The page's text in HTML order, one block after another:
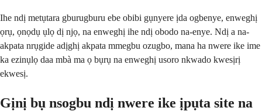
Ihe ndị metụtara gburugburu ebe obibi gụnyere ịda ogbenye, enweghị
ọrụ, ọnọdụ ụlọ dị njọ, na enweghị ihe ndị obodo na-enye. Ndị a na-
akpata nrụgide adịghị akpata mmegbu ozugbo, mana ha nwere ike ime
ka ezinụlọ daa mbà ma ọ bụrụ na enweghị usoro nkwado kwesịrị
ekwesị.
Gịnị bụ nsogbu ndị nwere ike ịpụta site na